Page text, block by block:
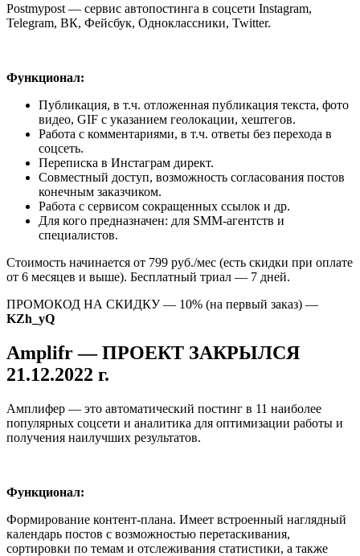
Postmypost — сервис автопостинга в соцсети Instagram,
Telegram, ВК, Фейсбук, Одноклассники, Twitter.
Функционал:
Публикация, в т.ч. отложенная публикация текста, фото
видео, GIF с указанием геолокации, хештегов.
Работа с комментариями, в т.ч. ответы без перехода в
соцсеть.
Переписка в Инстаграм директ.
Совместный доступ, возможность согласования постов
конечным заказчиком.
Работа с сервисом сокращенных ссылок и др.
Для кого предназначен: для SMM-агентств и
специалистов.
Стоимость начинается от 799 руб./мес (есть скидки при оплате
от 6 месяцев и выше). Бесплатный триал — 7 дней.
ПРОМОКОД НА СКИДКУ — 10% (на первый заказ) —
KZh_yQ
Amplifr — ПРОЕКТ ЗАКРЫЛСЯ
21.12.2022 г.
Амплифер — это автоматический постинг в 11 наиболее
популярных соцсети и аналитика для оптимизации работы и
получения наилучших результатов.
Функционал:
Формирование контент-плана. Имеет встроенный наглядный
календарь постов с возможностью перетаскивания,
сортировки по темам и отслеживания статистики, а также